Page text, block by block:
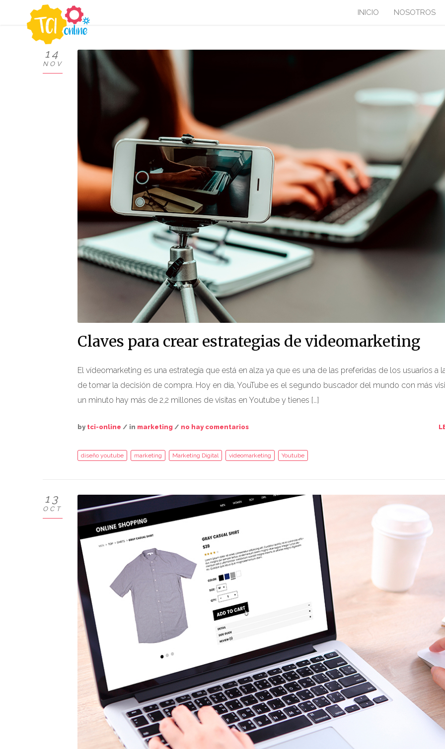
INICIO NOSOTROS
14
NOV
Claves para crear estrategias de videomarketing
El vídeomarketing es una estrategia que está en alza ya que es una de las preferidas de los usuarios a
de tomar la decisión de compra. Hoy en día, YouTube es el segundo buscador del mundo con más
un minuto hay más de 2,2 millones de visitas en Youtube y tienes […]
by tci-online / in marketing/ no hay comentarios
diseño youtube marketing Marketing Digital videomarketing Youtube
13
OCT